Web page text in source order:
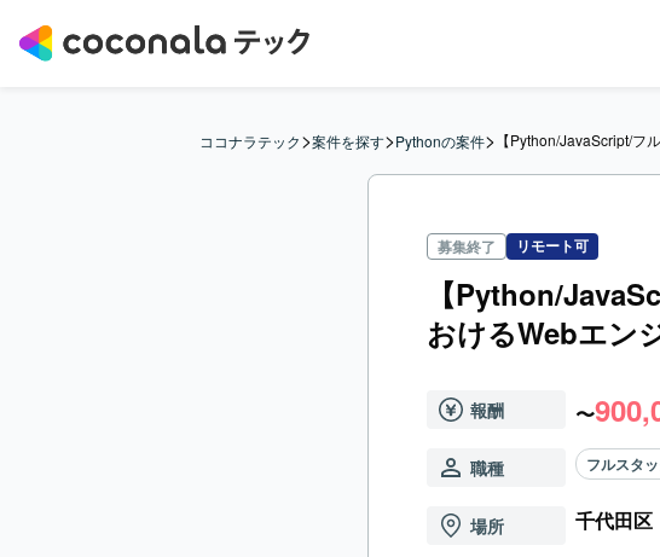
ココナラテック>案件を探す>Pythonの案件> 【Python/JavaScript/フ
募集終了 リモート可
【Python/
おけるWebエン
報酬 〜
職種 フルスタ
場所 千代田区